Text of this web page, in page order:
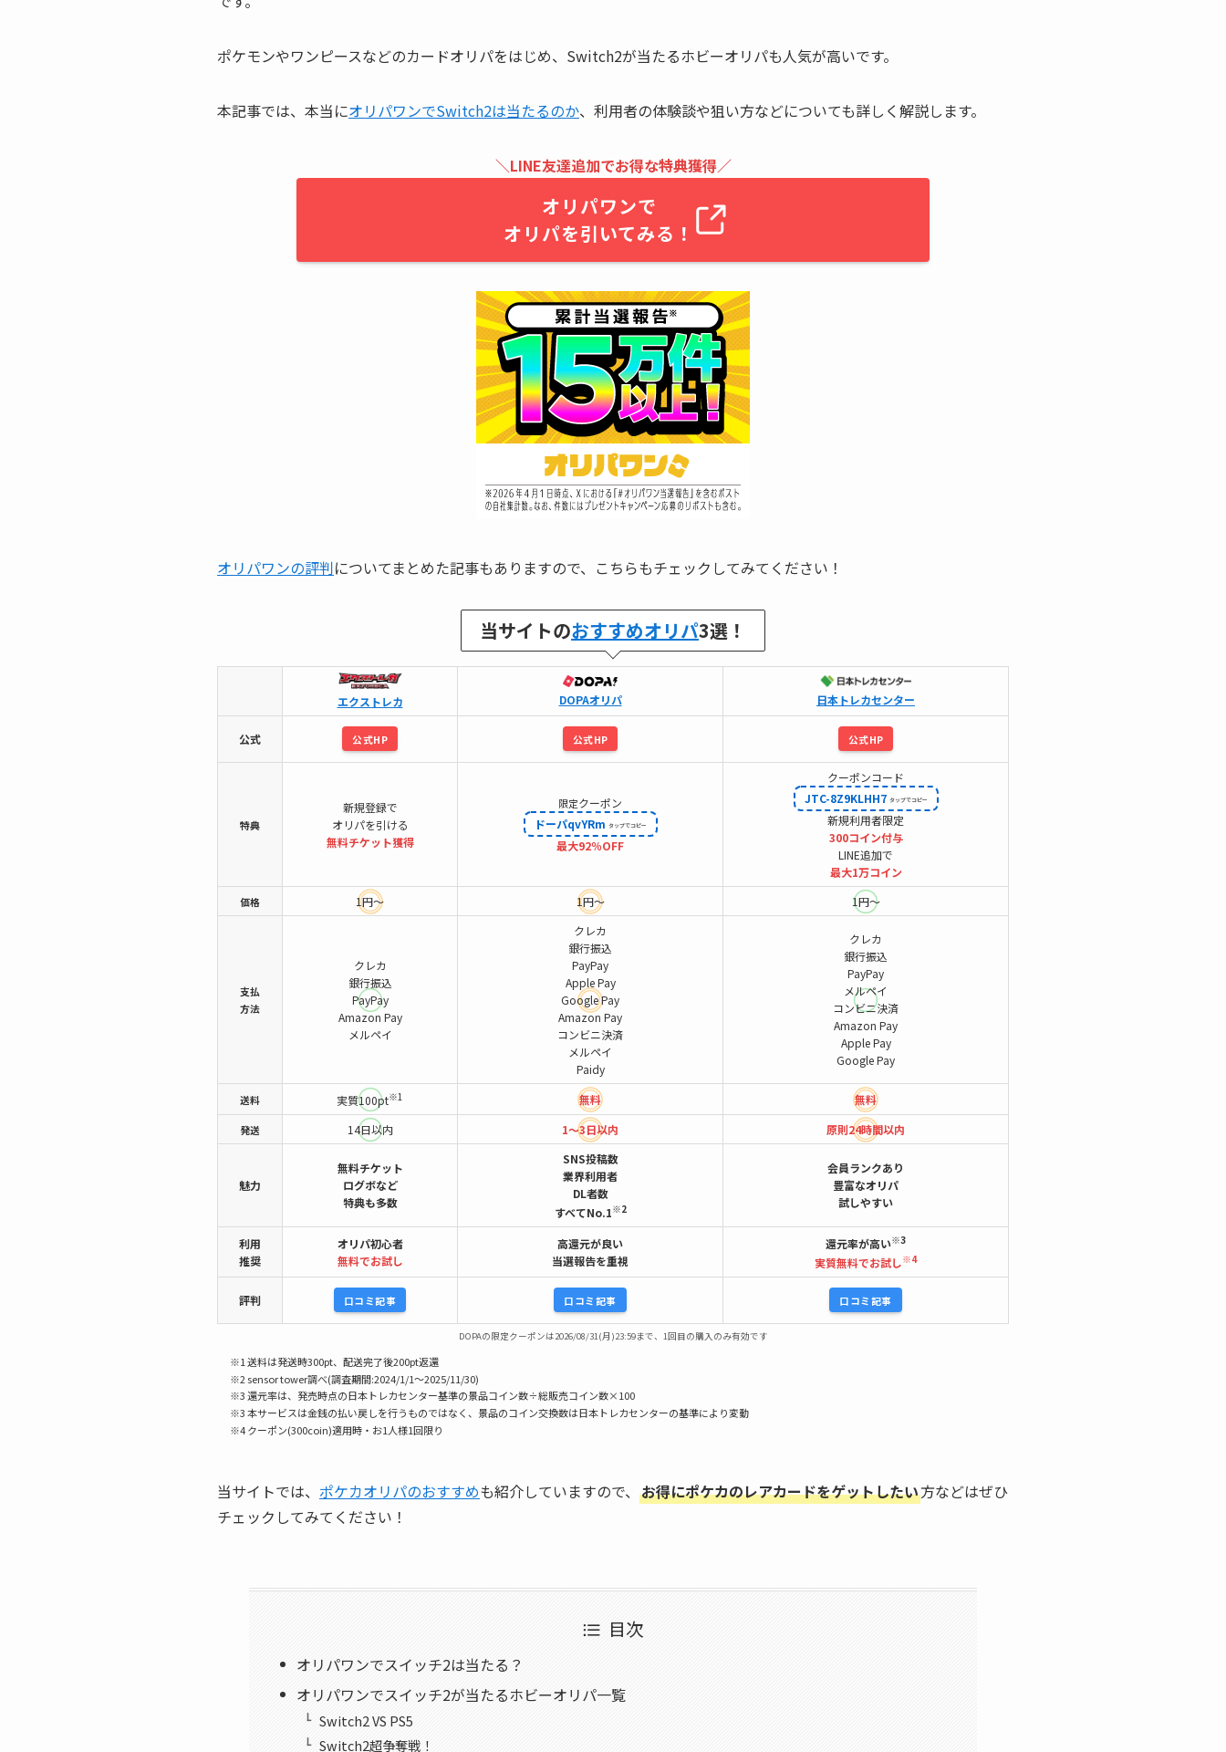
ポケモンやワンピースなどのカードオリパをはじめ、Switch2が当たるホビーオリパも人気が高いです。
本記事では、本当にオリパワンでSwitch2は当たるのか、利用者の体験談や狙い方などについても詳しく解説します。
＼LINE友達追加でお得な特典獲得／
オリパワンで
オリパを引いてみる！
オリパワンの評判についてまとめた記事もありますので、こちらもチェックしてみてください！
当サイトのおすすめオリパ3選！
エクストレカ DOPAオリパ 日本トレカセンター
公式 公式HP 公式HP 公式HP
特典
新規登録で
オリパを引ける
無料チケット獲得
限定クーポン
ドーパqvYRm
最大92％OFF
クーポンコード
JTC-8Z9KLHH7
新規利用者限定
300コイン付与
LINE追加で
最大1万コイン
価格 1円～ 1円～ 1円～
支払
方法
クレカ
銀行振込
PayPay
Amazon Pay
メルペイ
クレカ
銀行振込
PayPay
Apple Pay
Google Pay
Amazon Pay
コンビニ決済
メルペイ
Paidy
クレカ
銀行振込
PayPay
メルペイ
コンビニ決済
Amazon Pay
Apple Pay
Google Pay
送料 実質100pt※1 無料 無料
発送 14日以内 1～3日以内 原則24時間以内
魅力
無料チケット
ログボなど
特典も多数
SNS投稿数
業界利用者
DL者数
すべてNo.1※2
会員ランクあり
豊富なオリパ
試しやすい
利用
推奨
オリパ初心者
無料でお試し
高還元が良い
当選報告を重視
還元率が高い※3
実質無料でお試し※4
評判 口コミ記事 口コミ記事 口コミ記事
DOPAの限定クーポンは2026/08/31(月)23:59まで、1回目の購入のみ有効です
※1 送料は発送時300pt、配送完了後200pt返還
※2 sensor tower調べ(調査期間:2024/1/1〜2025/11/30)
※3 還元率は、発売時点の日本トレカセンター基準の景品コイン数÷総販売コイン数×100
※3 本サービスは金銭の払い戻しを行うものではなく、景品のコイン交換数は日本トレカセンターの基準により変動
※4 クーポン(300coin)適用時・お1人様1回限り
当サイトでは、 ポケカオリパのおすすめも紹介していますので、 お得にポケカのレアカードをゲットしたい方などはぜひ
チェックしてみてください！
目次
オリパワンでスイッチ2は当たる？
オリパワンでスイッチ2が当たるホビーオリパ一覧
Switch2 VS PS5
Switch2超争奪戦！